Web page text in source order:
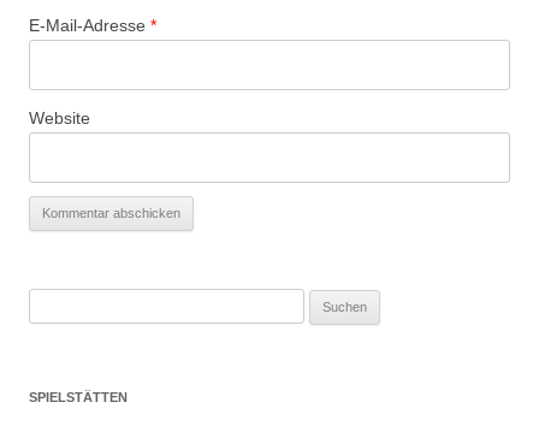
E-Mail-Adresse *
Website
SPIELSTÄTTEN